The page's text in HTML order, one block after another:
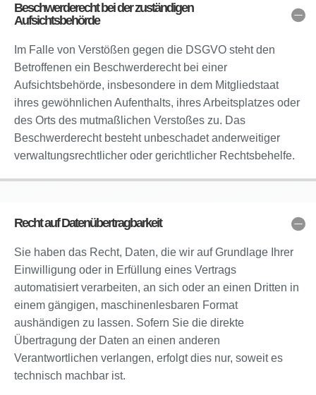
Beschwerderecht bei der zuständigen
Aufsichtsbehörde
Im Falle von Verstößen gegen die DSGVO steht den
Betroffenen ein Beschwerderecht bei einer
Aufsichtsbehörde, insbesondere in dem Mitgliedstaat
ihres gewöhnlichen Aufenthalts, ihres Arbeitsplatzes oder
des Orts des mutmaßlichen Verstoßes zu. Das
Beschwerderecht besteht unbeschadet anderweitiger
verwaltungsrechtlicher oder gerichtlicher Rechtsbehelfe.
Recht auf Datenübertragbarkeit
Sie haben das Recht, Daten, die wir auf Grundlage Ihrer
Einwilligung oder in Erfüllung eines Vertrags
automatisiert verarbeiten, an sich oder an einen Dritten in
einem gängigen, maschinenlesbaren Format
aushändigen zu lassen. Sofern Sie die direkte
Übertragung der Daten an einen anderen
Verantwortlichen verlangen, erfolgt dies nur, soweit es
technisch machbar ist.